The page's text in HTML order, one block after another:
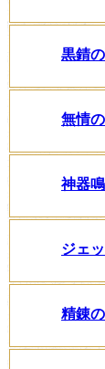
黒錆
無情
神器
ジェ
精錬